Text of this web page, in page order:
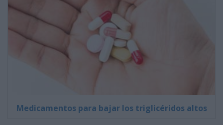
Medicamentos para bajar los triglicéridos altos